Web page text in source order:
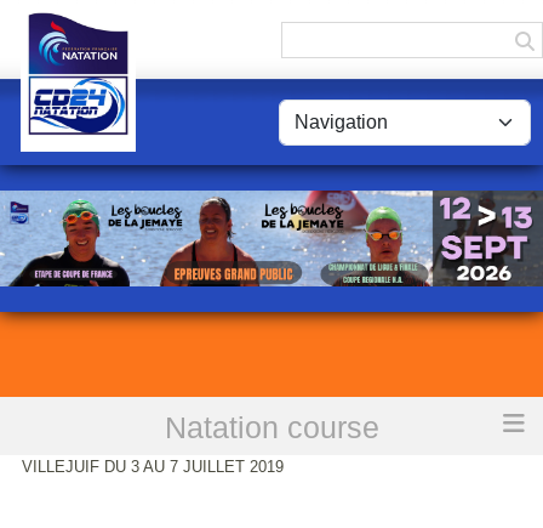
Natation course
CHAMPIONNAT DE FRANCE DE NATATION SPORT ADAPTE A
VILLEJUIF DU 3 AU 7 JUILLET 2019
Panneau de gestion des cookies